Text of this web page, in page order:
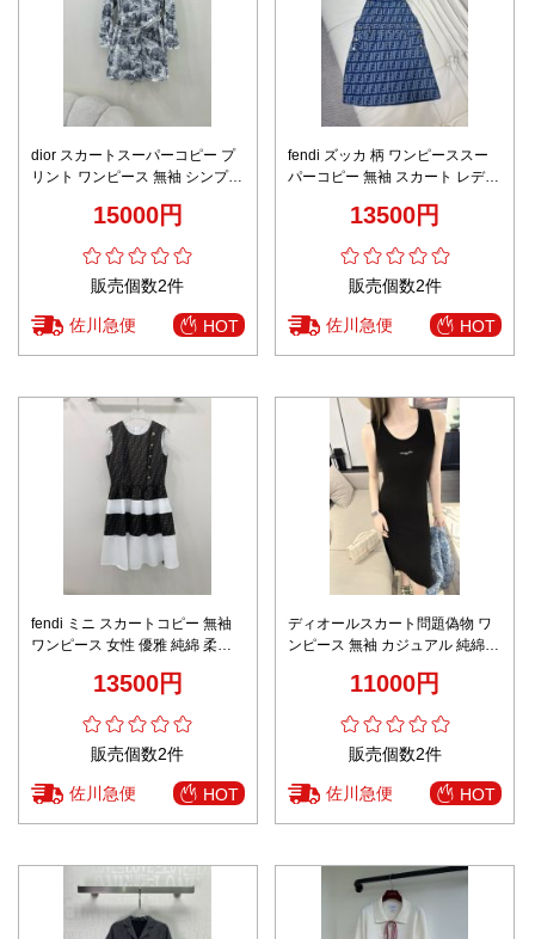
dior スカートスーパーコピー プ
リント ワンピース 無袖 シンプル
15000円
販売個数2件
佐川急便 HOT
fendi ズッカ 柄 ワンピーススー
パーコピー 無袖 スカート レディ
13500円
販売個数2件
佐川急便 HOT
fendi ミニ スカートコピー 無袖
ワンピース 女性 優雅 純綿 柔ら
13500円
販売個数2件
佐川急便 HOT
ディオールスカート問題偽物 ワ
ンピース 無袖 カジュアル 純綿
11000円
販売個数2件
佐川急便 HOT